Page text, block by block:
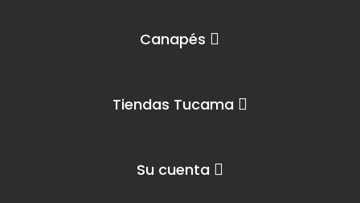
Canapés
Tiendas Tucama
Su cuenta